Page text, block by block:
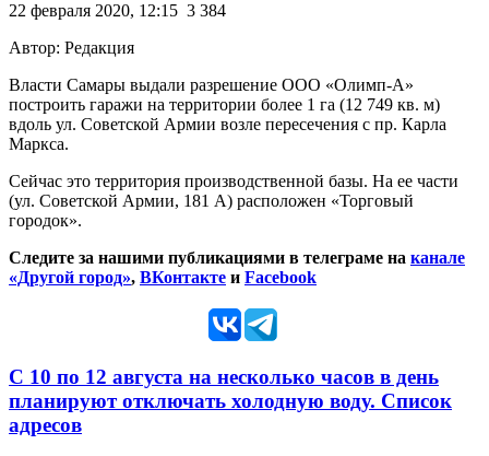
22 февраля 2020, 12:15 3 384
Автор: Редакция
Власти Самары выдали разрешение ООО «Олимп-А»
построить гаражи на территории более 1 га (12 749 кв. м)
вдоль ул. Советской Армии возле пересечения с пр. Карла
Маркса.
Сейчас это территория производственной базы. На ее части
(ул. Советской Армии, 181 А) расположен «Торговый
городок».
Следите за нашими публикациями в телеграме на канале
«Другой город», ВКонтакте и Facebook
С 10 по 12 августа на несколько часов в день
планируют отключать холодную воду. Список
адресов